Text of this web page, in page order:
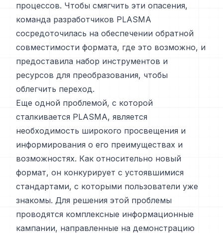
процессов. Чтобы смягчить эти опасения,
команда разработчиков PLASMA
сосредоточилась на обеспечении обратной
совместимости формата, где это возможно, и
предоставила набор инструментов и
ресурсов для преобразования, чтобы
облегчить переход.
Еще одной проблемой, с которой
сталкивается PLASMA, является
необходимость широкого просвещения и
информирования о его преимуществах и
возможностях. Как относительно новый
формат, он конкурирует с устоявшимися
стандартами, с которыми пользователи уже
знакомы. Для решения этой проблемы
проводятся комплексные информационные
кампании, направленные на демонстрацию